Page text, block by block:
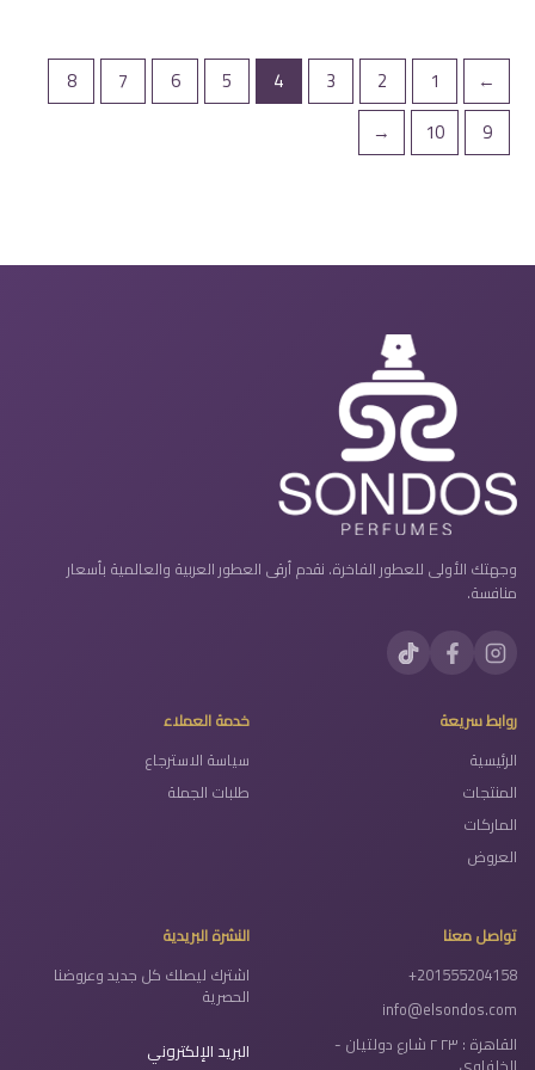
→
1
2
3
4
5
6
7
8
9
10
←
وجهتك الأولى للعطور الفاخرة. نقدم أرقى العطور العربية والعالمية بأسعار
منافسة.
روابط سريعة
الرئيسية
المنتجات
الماركات
العروض
خدمة العملاء
سياسة الاسترجاع
طلبات الجملة
تواصل معنا
+201555204158
info@elsondos.com
القاهرة : ٢٣ ٢ شارع دولتيان -
النشرة البريدية
اشترك ليصلك كل جديد وعروضنا
الحصرية
البريد الإلكتروني